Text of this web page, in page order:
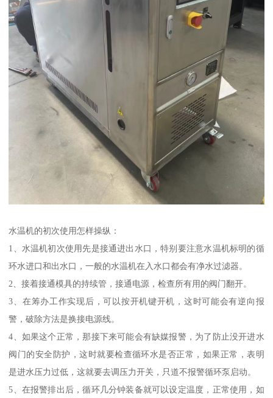
水温机的初次使用怎样操纵：
1、水温机初次使用先是接通进出水口，特别要注意水温机标明的循
环水进口和出水口，一般的水温机在入水口都会有净水过滤器。
2、接着接通模具的持续管，接通电源，检查所有用的阀门翻开。
3、在筹办工作实现后，可以按开机键开机，这时可能会有逆向报
警，破除方法是换接电源线。
4、如果这个正常，那接下来可能会有缺媒报警，为了防止没开进水
阀门的安全防护，这时就要检查循环水是否正常，如果正常，表明
是进水压力过低，这就要去调压力开关，只道不报警循环泵启动。
5、在报警排出后，循环几分钟装备就可以设定温度，正常使用，如